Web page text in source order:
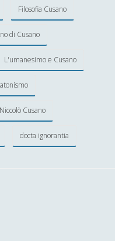
Filosofia Cusano
di Cusano
L'umanesimo e Cusano
Niccolò Cusano
docta ignorantia